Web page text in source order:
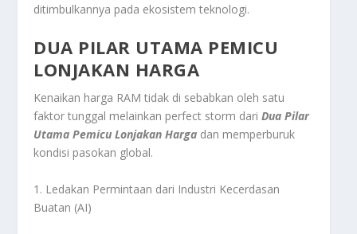
ditimbulkannya pada ekosistem teknologi.
DUA PILAR UTAMA PEMICU
LONJAKAN HARGA
Kenaikan harga RAM tidak di sebabkan oleh satu
faktor tunggal melainkan perfect storm dariDua Pilar
Utama Pemicu Lonjakan Harga dan memperburuk
kondisi pasokan global.
1. Ledakan Permintaan dari Industri Kecerdasan
Buatan (AI)